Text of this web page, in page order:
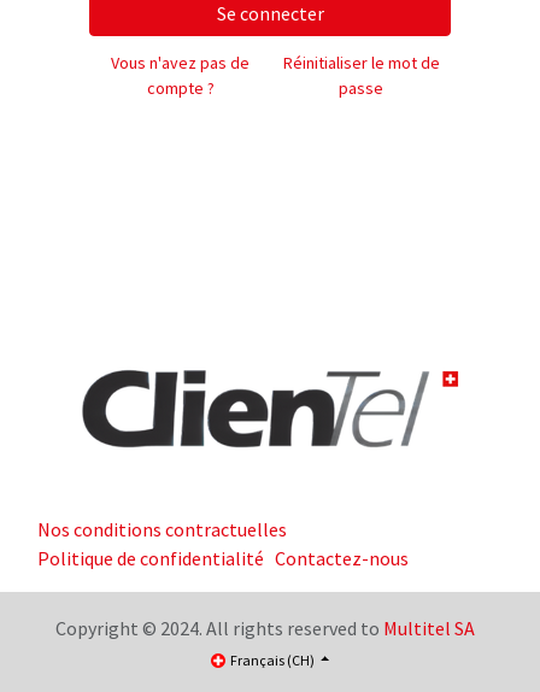
Se connecter
Vous n'avez pas de
compte ?
Réinitialiser le mot de
passe
Nos conditions contractuelles
Politique de confidentialité Contactez-nous
Copyright © 2024. All rights reserved to Multitel SA
Français (CH)